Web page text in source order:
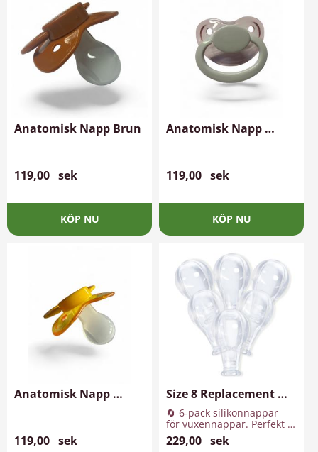
Anatomisk Napp Brun
119,00 sek
Anatomisk Napp
119,00 sek
Anatomisk Napp
119,00 sek
Size 8 Replacement
Transparent Value 6-
Pack
🔄 6‑pack silikonnappar
för vuxennappar. Perfekt
passform, säkra, hållbara
och enkla att rengöra.
229,00 sek